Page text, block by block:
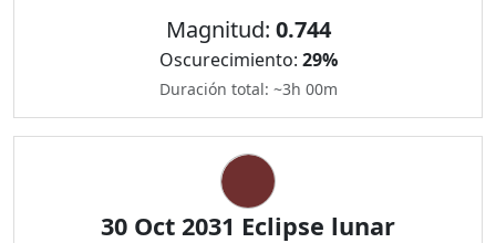
Magnitud: 0.744
Oscurecimiento: 29%
Duración total: ~3h 00m
30 Oct 2031 Eclipse lunar